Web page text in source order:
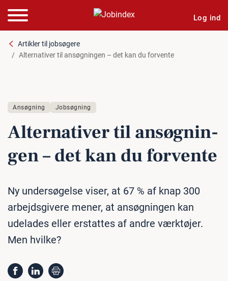
Log ind
Artikler til jobsøgere
Alternativer til ansøgningen – det kan du forvente
Ansøgning Jobsøgning
Al­ter­na­ti­ver til an­søg­nin­
gen – det kan du forvente
Ny undersøgelse viser, at 67 % af knap 300
arbejdsgivere mener, at ansøgningen kan
udelades eller erstattes af andre værktøjer.
Men hvilke?